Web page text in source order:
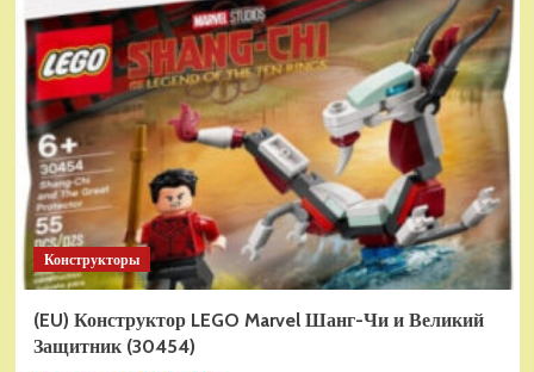
Конструктор
LEGO
City
Лаборатория
космических
наук
(60439)
Конструкторы
(EU) Конструктор LEGO Marvel Шанг-Чи и Великий
Защитник (30454)